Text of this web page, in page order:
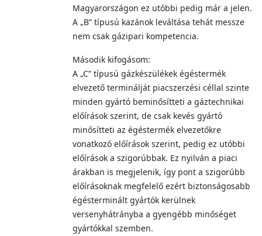
Magyarországon ez utóbbi pedig már a jelen.
A „B” típusú kazánok leváltása tehát messze
nem csak gázipari kompetencia.
Második kifogásom:
A „C” típusú gázkészülékek égéstermék
elvezető terminálját piacszerzési céllal szinte
minden gyártó beminősítteti a gáztechnikai
előírások szerint, de csak kevés gyártó
minősítteti az égéstermék elvezetőkre
vonatkozó előírások szerint, pedig ez utóbbi
előírások a szigorúbbak. Ez nyilván a piaci
árakban is megjelenik, így pont a szigorúbb
előírásoknak megfelelő ezért biztonságosabb
égésterminált gyártók kerülnek
versenyhátrányba a gyengébb minőséget
gyártókkal szemben.